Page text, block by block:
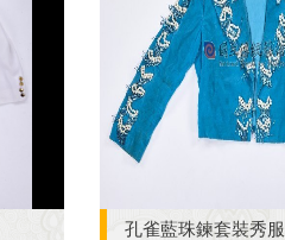
孔雀藍珠鍊套裝秀服